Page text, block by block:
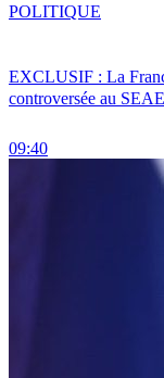
EXCLUSIF : La
controversée au SEAE
09:40
POLITIQUE